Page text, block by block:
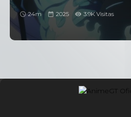
24m 2025 3.9K Visitas